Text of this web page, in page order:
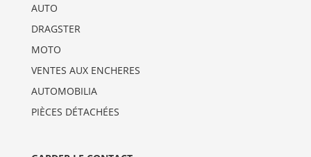
AUTO
DRAGSTER
MOTO
VENTES AUX ENCHERES
AUTOMOBILIA
PIÈCES DÉTACHÉES